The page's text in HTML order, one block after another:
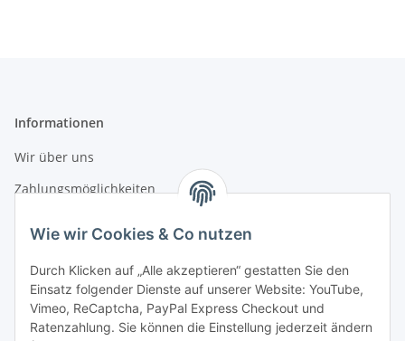
Wie wir Cookies & Co nutzen
Durch Klicken auf „Alle akzeptieren“ gestatten Sie den
Einsatz folgender Dienste auf unserer Website: YouTube,
Vimeo, ReCaptcha, PayPal Express Checkout und
Ratenzahlung. Sie können die Einstellung jederzeit ändern
Informationen
Wir über uns
Zahlungsmöglichkeiten
Gesetzliche Informationen
Datenschutz